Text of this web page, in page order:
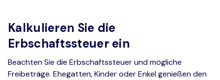
Kalkulieren Sie die
Erbschaftssteuer ein
Beachten Sie die Erbschaftssteuer und mögliche
Freibeträge. Ehegatten, Kinder oder Enkel genießen den